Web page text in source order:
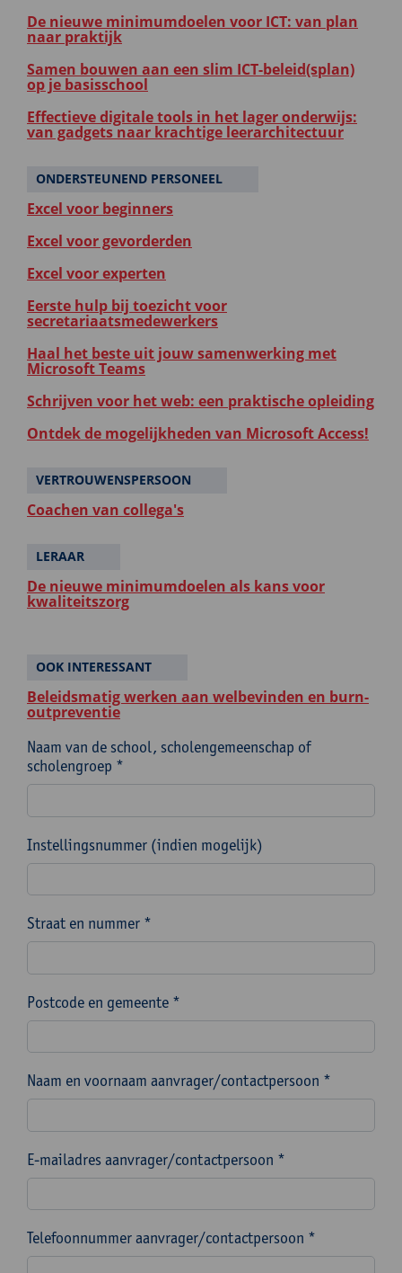
De nieuwe minimumdoelen voor ICT: van plan
naar praktijk
Samen bouwen aan een slim ICT-beleid(splan)
op je basisschool
Effectieve digitale tools in het lager onderwijs:
van gadgets naar krachtige leerarchitectuur
ONDERSTEUNEND PERSONEEL
Excel voor beginners
Excel voor gevorderden
Excel voor experten
Eerste hulp bij toezicht voor
secretariaatsmedewerkers
Haal het beste uit jouw samenwerking met
Microsoft Teams
Schrijven voor het web: een praktische opleiding
Ontdek de mogelijkheden van Microsoft Access!
VERTROUWENSPERSOON
Coachen van collega's
LERAAR
De nieuwe minimumdoelen als kans voor
kwaliteitszorg
OOK INTERESSANT
Beleidsmatig werken aan welbevinden en burn-
outpreventie
Naam van de school, scholengemeenschap of
scholengroep *
Instellingsnummer (indien mogelijk)
Straat en nummer *
Postcode en gemeente *
Naam en voornaam aanvrager/contactpersoon *
E-mailadres aanvrager/contactpersoon *
Telefoonnummer aanvrager/contactpersoon *